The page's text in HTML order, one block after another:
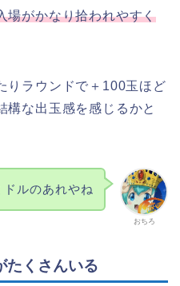
場がかなり拾われやすく
りラウンドで＋100玉ほど
構な出玉感を感じるかと
おちろ
ルのあれやね
たくさんいる